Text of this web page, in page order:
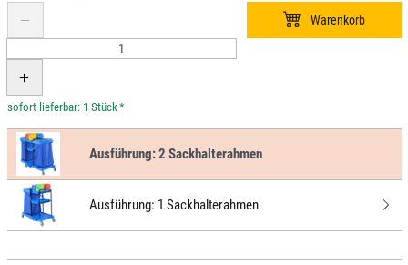
*
Ausführung:2 Sackhalterahmen
Ausführung: 1 Sackhalterahmen